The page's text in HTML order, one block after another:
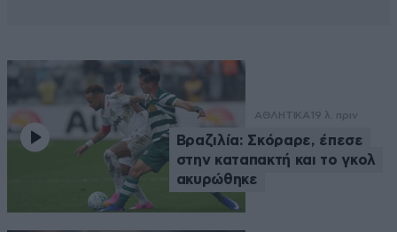
ΑΘΛΗΤΙΚΑ 19 λ. πριν
Βραζιλία: Σκόραρε, έπεσε
στην καταπακτή και το γκολ
ακυρώθηκε